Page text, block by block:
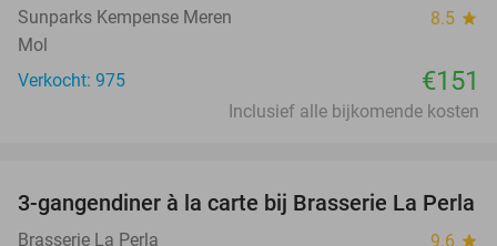
Sunparks Kempense Meren 8.5 star
Mol
Verkocht: 975
€151
Inclusief alle bijkomende kosten
47%
3-gangendiner à la carte bij Brasserie La Perla
Brasserie La Perla 9.6 star